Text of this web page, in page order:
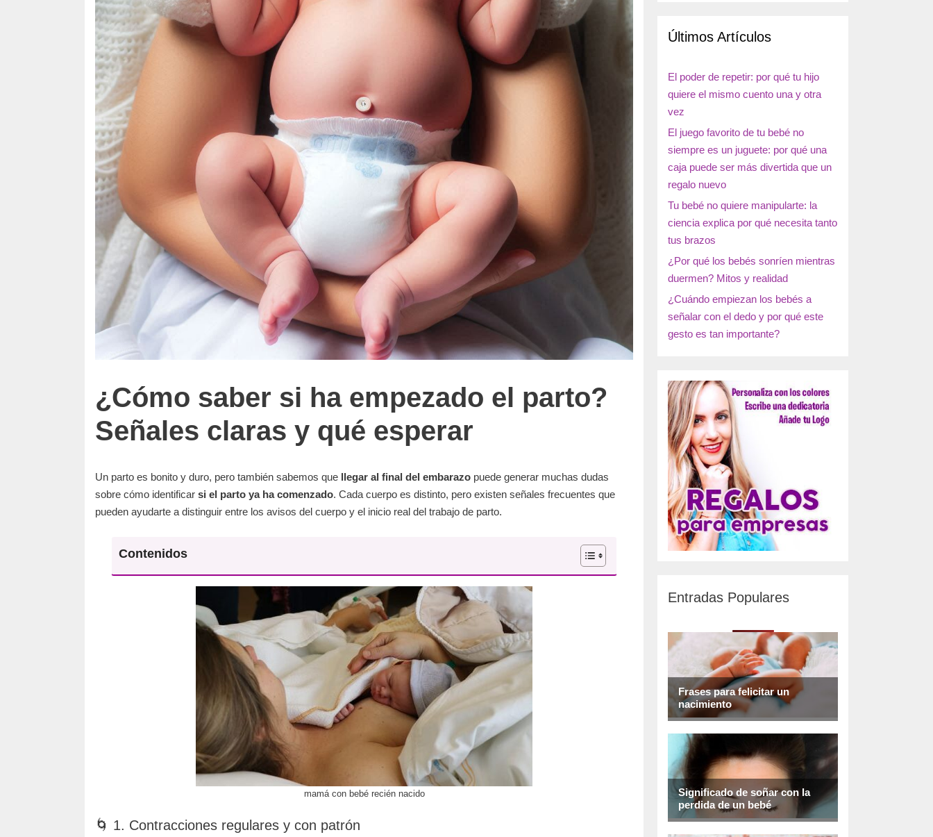
¿Cómo saber si ha empezado el parto?
Señales claras y qué esperar
Un parto es bonito y duro, pero también sabemos que llegar al final del embarazo puede generar muchas dudas
sobre cómo identificar si el parto ya ha comenzado. Cada cuerpo es distinto, pero existen señales frecuentes que
pueden ayudarte a distinguir entre los avisos del cuerpo y el inicio real del trabajo de parto.
Contenidos
mamá con bebé recién nacido
🌀 1. Contracciones regulares y con patrón
Últimos Artículos
El poder de repetir: por qué tu hijo
quiere el mismo cuento una y otra
vez
El juego favorito de tu bebé no
siempre es un juguete: por qué una
caja puede ser más divertida que un
regalo nuevo
Tu bebé no quiere manipularte: la
ciencia explica por qué necesita tanto
tus brazos
¿Por qué los bebés sonríen mientras
duermen? Mitos y realidad
¿Cuándo empiezan los bebés a
señalar con el dedo y por qué este
gesto es tan importante?
Entradas Populares
Frases para felicitar un
nacimiento
Significado de soñar con la
perdida de un bebé